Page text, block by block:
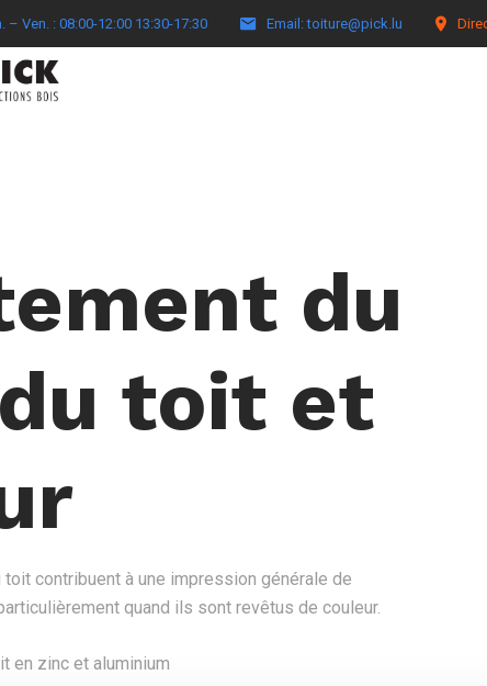
– Ven. : 08:00-12:00 13:30-17:30 Email: toiture@pick.lu
du
toit et
contribuent à une impression générale de
quand ils sont revêtus de couleur.
en zinc et aluminium